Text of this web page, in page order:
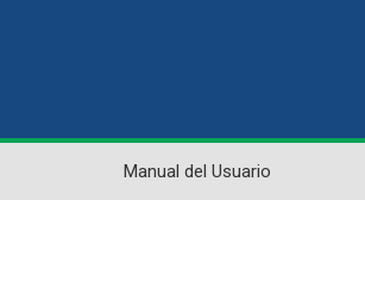
Manual del Usuario